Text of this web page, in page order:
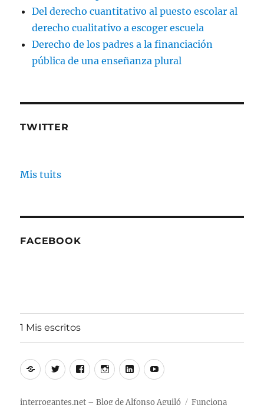
Del derecho cuantitativo al puesto escolar al
derecho cualitativo a escoger escuela
Derecho de los padres a la financiación
pública de una enseñanza plural
TWITTER
Mis tuits
FACEBOOK
1 Mis escritos
Alfonso
Aguiló
TwitterFacebookInstagram
LinkedinYoutube
interrogantes.net – Blog de Alfonso Aguiló Funciona